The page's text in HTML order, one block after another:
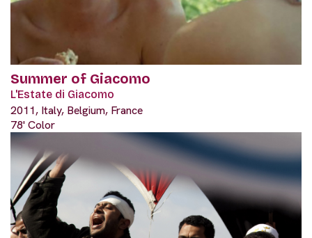
Summer of Giacomo
L'Estate di Giacomo
2011, Italy, Belgium, France
78' Color